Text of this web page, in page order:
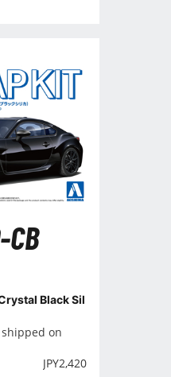
CB
Black Sil
on
JPY2,420